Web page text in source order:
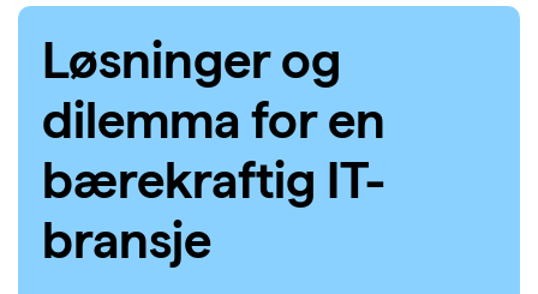
Løsninger og
dilemma for en
bærekraftig IT-
bransje